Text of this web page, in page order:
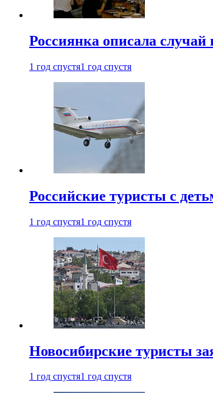
Россиянка описала
1 год спустя1 год спустя
Российские туристы с
1 год спустя1 год спустя
Новосибирские туристы
1 год спустя1 год спустя